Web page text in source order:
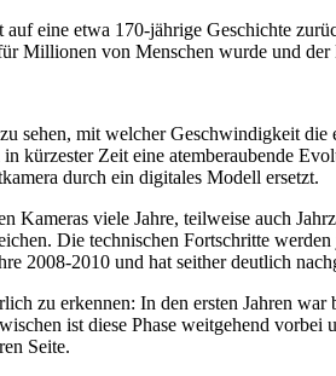
eine etwa 170-jährige Geschichte
Millionen von Menschen wurde und der
sehen, mit welcher Geschwindigkeit
kürzester Zeit eine atemberaubende
durch ein digitales Modell ersetzt.
Kameras viele Jahre, teilweise auch
Die technischen Fortschritte
2008-2010 und hat seither deutlich
zu erkennen: In den ersten Jahren
ist diese Phase weitgehend
Seite.